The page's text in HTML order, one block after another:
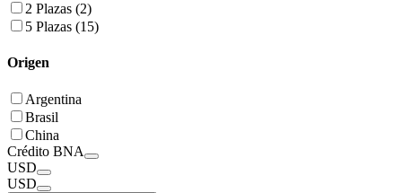
2 Plazas (2)
5 Plazas (15)
Origen
Argentina
Brasil
China
Crédito BNA
USD
USD